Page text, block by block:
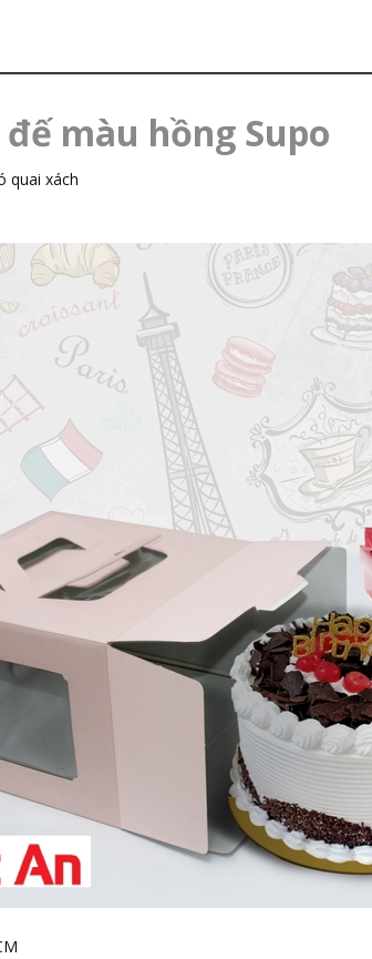
màu hồng Supo
quai xách